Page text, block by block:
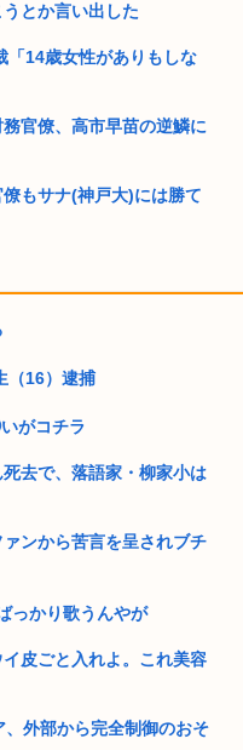
とか言い出した
14歳女性がありもしな
官僚、高市早苗の逆鱗に
もサナ(神戸大)には勝て
すコロスコロスコロ
亡www
論できんの『自民党』し
けるの少数派説
処女、10代）と結婚した
考える」
（16）逮捕
がコチラ
去で、落語家・柳家小は
ンから苦言を呈されブチ
っかり歌うんやが
イ皮ごと入れよ。これ美容
外部から完全制御のおそ